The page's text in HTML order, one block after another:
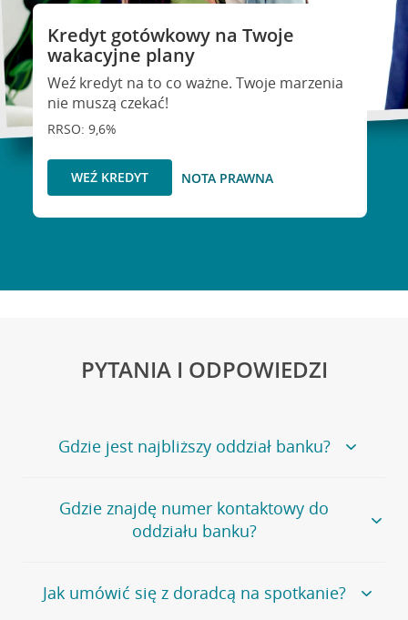
Kredyt gotówkowy na Twoje
wakacyjne plany
Weź kredyt na to co ważne. Twoje marzenia
nie muszą czekać!
RRSO: 9,6%
WEŹ KREDYT NOTA PRAWNA
PYTANIA I ODPOWIEDZI
Gdzie jest najbliższy oddział banku?
Jeśli szukasz oddziału naszego banku, zapraszamy na
stronęPlacówki i bankomaty, na której znajduje się
wygodna wyszukiwarka.
oddziałów
Gdzie znajdę numer kontaktowy do
oddziału banku?
Bank Credit Agricole nie udostępnia ogólnego numeru
telefonu do placówki bankowej.
Jak umówić się z doradcą na spotkanie?